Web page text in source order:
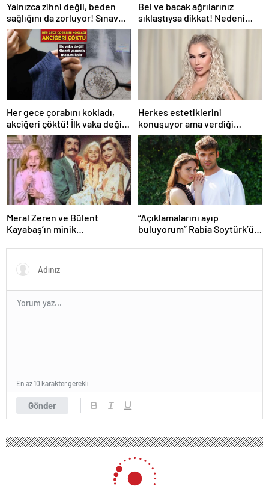
Yalnızca zihni değil, beden
sağlığını da zorluyor! Sınavda
başarı tabakta başlıyor
Bel ve bacak ağrılarınız
sıklaştıysa dikkat! Nedeni
omurga kanalı darlığı olabilir
Her gece çorabını kokladı,
akciğeri çöktü! İlk vaka değil:
‘Klozet yanında masum kalır’
Herkes estetiklerini
konuşuyor ama verdiği
kiloları kimse görmüyor…
Şarkıcı Ceylan sitem etti!
Meral Zeren ve Bülent
Kayabaş’ın minik
ismini tanıdınız mı?
“Açıklamalarını ayıp
buluyorum” Rabia Soytürk’ün
tokat gibi cevap!
Gönder
En az 10 karakter gerekli